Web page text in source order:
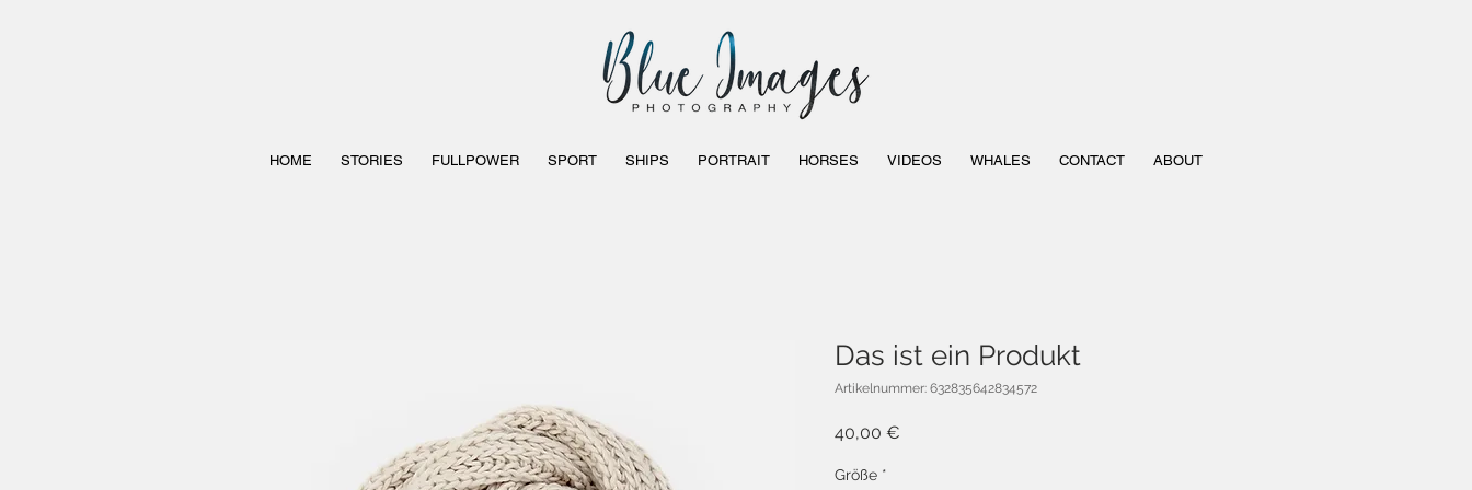
HOME STORIES FULLPOWER SPORT SHIPS PORTRAIT HORSES VIDEOS WHALES CONTACT ABOUT
Das ist ein Produkt
Artikelnummer: 632835642834572
40,00 €
Größe *